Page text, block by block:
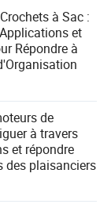
lors de
?
correctement,
fournies
peut être
à Sac :
et
Répondre à
de
à travers
et répondre
des plaisanciers